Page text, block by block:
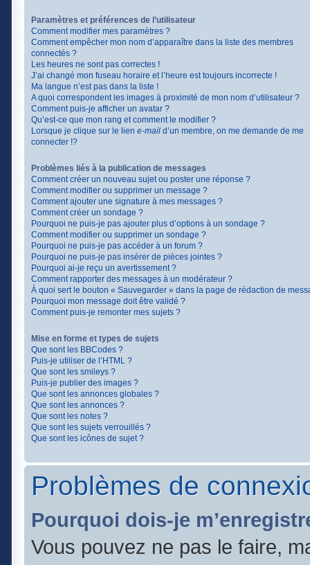
Paramètres et préférences de l’utilisateur
Comment modifier mes paramètres ?
Comment empêcher mon nom d’apparaître dans la liste des membres
connectés ?
Les heures ne sont pas correctes !
J’ai changé mon fuseau horaire et l’heure est toujours incorrecte !
Ma langue n’est pas dans la liste !
A quoi correspondent les images à proximité de mon nom d’utilisateur ?
Comment puis-je afficher un avatar ?
Qu’est-ce que mon rang et comment le modifier ?
Lorsque je clique sur le lien e-mail d’un membre, on me demande de me
connecter !?
Problèmes liés à la publication de messages
Comment créer un nouveau sujet ou poster une réponse ?
Comment modifier ou supprimer un message ?
Comment ajouter une signature à mes messages ?
Comment créer un sondage ?
Pourquoi ne puis-je pas ajouter plus d’options à un sondage ?
Comment modifier ou supprimer un sondage ?
Pourquoi ne puis-je pas accéder à un forum ?
Pourquoi ne puis-je pas insérer de pièces jointes ?
Pourquoi ai-je reçu un avertissement ?
Comment rapporter des messages à un modérateur ?
À quoi sert le bouton « Sauvegarder » dans la page de rédaction de
Pourquoi mon message doit être validé ?
Comment puis-je remonter mes sujets ?
Mise en forme et types de sujets
Que sont les BBCodes ?
Puis-je utiliser de l’HTML ?
Que sont les smileys ?
Puis-je publier des images ?
Que sont les annonces globales ?
Que sont les annonces ?
Que sont les notes ?
Que sont les sujets verrouillés ?
Que sont les icônes de sujet ?
Problèmes de
Pourquoi dois-je
Vous pouvez ne pas le faire,